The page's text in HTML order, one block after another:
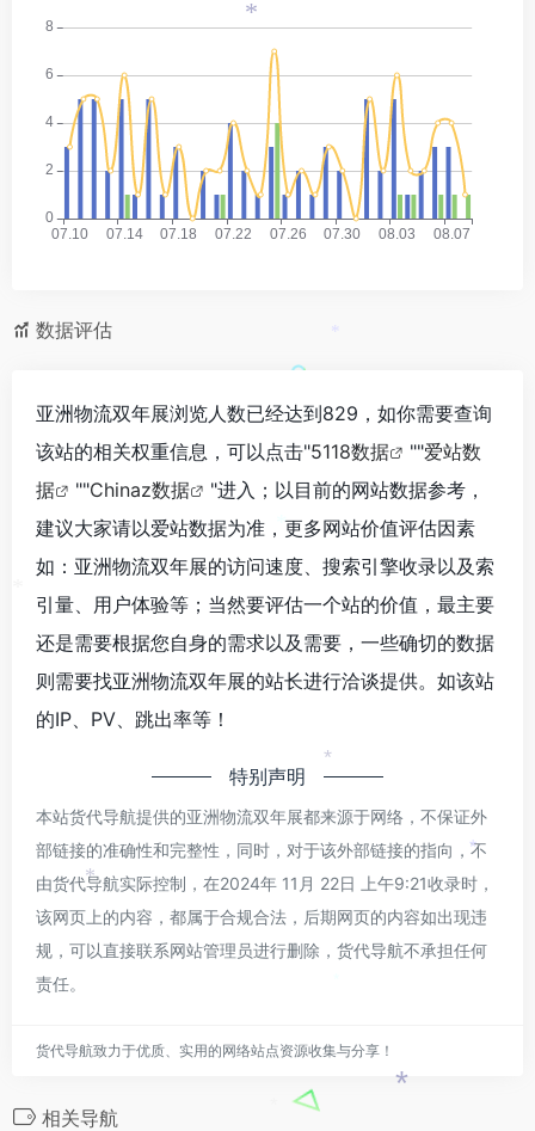
数据评估
亚洲物流双年展浏览人数已经达到829，如你需要查询
该站的相关权重信息，可以点击"5118数据 ""爱站数
据
""Chinaz数据
"进入；以目前的网站数据参考，
建议大家请以爱站数据为准，更多网站价值评估因素
如：亚洲物流双年展的访问速度、搜索引擎收录以及索
引量、用户体验等；当然要评估一个站的价值，最主要
还是需要根据您自身的需求以及需要，一些确切的数据
则需要找亚洲物流双年展的站长进行洽谈提供。如该站
的IP、PV、跳出率等！
特别声明
本站货代导航提供的亚洲物流双年展都来源于网络，不保证外
部链接的准确性和完整性，同时，对于该外部链接的指向，不
由货代导航实际控制，在2024年 11月 22日 上午9:21收录时，
该网页上的内容，都属于合规合法，后期网页的内容如出现违
规，可以直接联系网站管理员进行删除，货代导航不承担任何
责任。
货代导航致力于优质、实用的网络站点资源收集与分享！
相关导航
*
*
*
*
*